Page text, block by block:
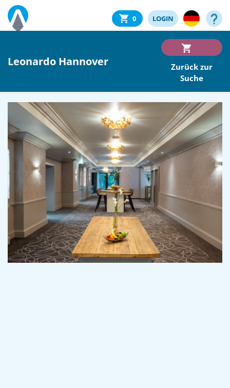
0 LOGIN
Leonardo Hannover
Zurück zur
Suche